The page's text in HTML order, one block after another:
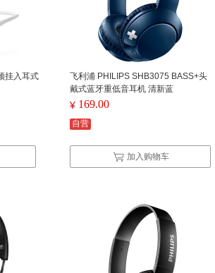
挂入耳式
飞利浦 PHILIPS SHB3075 BASS+头
戴式蓝牙重低音耳机 清新蓝
¥ 169.00
自营
加入购物车